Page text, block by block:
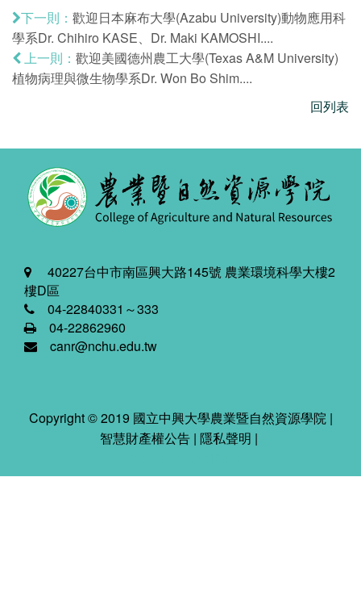
下一則： 歡迎日本麻布大學(Azabu University)動物應用科
學系Dr. Chihiro KASE、Dr. Maki KAMOSHI....
上一則： 歡迎美國德州農工大學(Texas A&M University)
植物病理與微生物學系Dr. Won Bo Shim....
回列表
40227台中市南區興大路145號 農業環境科學大樓2
樓D區
04-22840331～333
04-22862960
canr@nchu.edu.tw
Copyright © 2019 國立中興大學農業暨自然資源學院 |
智慧財產權公告 | 隱私聲明 |